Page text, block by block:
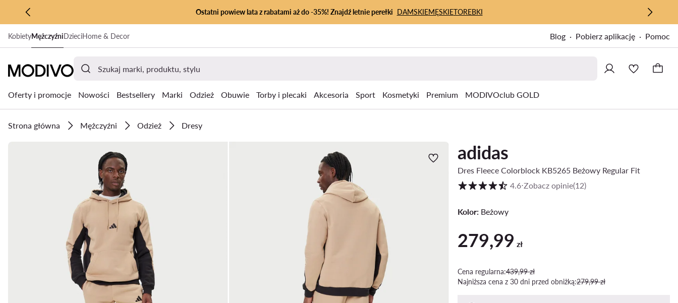
PRZEJDŹ DO GŁÓWNEJ ZAWARTOŚCI
PRZEJDŹ DO WYSZUKIWANIA
Ostatni powiew lata z rabatami aż do -35%! Znajdź letnie perełki DAMSKIEMĘSKIETOREBKI
KobietyMężczyźniDzieciHome & Decor Blog Pobierz aplikację Pomoc
Oferty i promocje Nowości Bestsellery Marki Odzież Obuwie Torby i plecaki Akcesoria Sport Kosmetyki Premium MODIVOclub GOLD
Strona główna Mężczyźni Odzież Dresy
adidas
Dres Fleece Colorblock KB5265 Beżowy Regular Fit
Ocena klientów w skali od 1 do 5
4.6⋅Zobacz opinie(12)
Kolor:Beżowy
Aktualna cena 279,99 zł
279,99 zł
Cena regularna:439,99 zł
Najniższa cena z 30 dni przed obniżką:279,99 zł